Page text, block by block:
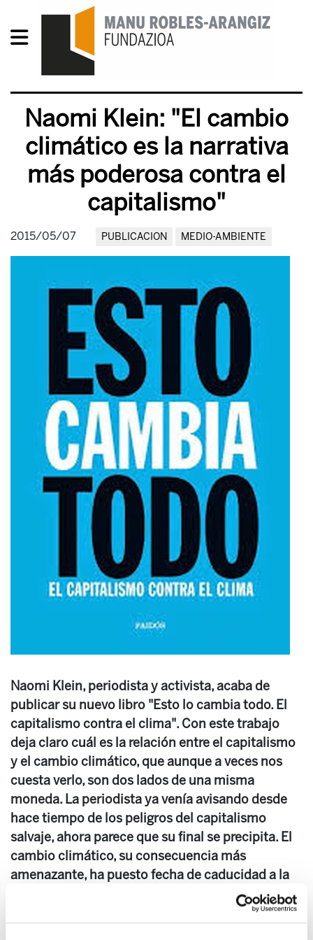
Naomi Klein: "El cambio
climático es la narrativa
más poderosa contra el
capitalismo"
2015/05/07 PUBLICACION MEDIO-AMBIENTE
Naomi Klein, periodista y activista, acaba de
publicar su nuevo libro "Esto lo cambia todo. El
capitalismo contra el clima". Con este trabajo
deja claro cuál es la relación entre el capitalismo
y el cambio climático, que aunque a veces nos
cuesta verlo, son dos lados de una misma
moneda. La periodista ya venía avisando desde
hace tiempo de los peligros del capitalismo
salvaje, ahora parece que su final se precipita. El
cambio climático, su consecuencia más
amenazante, ha puesto fecha de caducidad a la
28. Boletín de Medio Ambiente